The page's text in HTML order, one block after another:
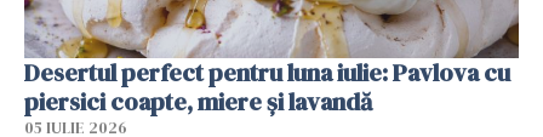
Desertul perfect pentru luna iulie: Pavlova cu
piersici coapte, miere și lavandă
05 IULIE 2026